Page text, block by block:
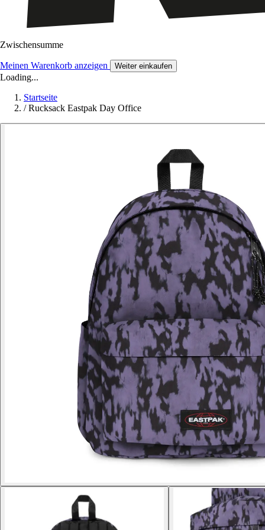
Zwischensumme
Meinen Warenkorb anzeigen Weiter einkaufen
Loading...
Startseite
/ Rucksack Eastpak Day Office